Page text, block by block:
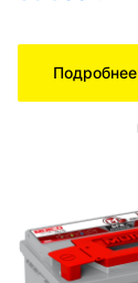
Подробнее